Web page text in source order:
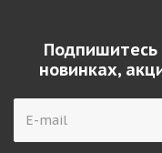
Подпишитесь
новинках,